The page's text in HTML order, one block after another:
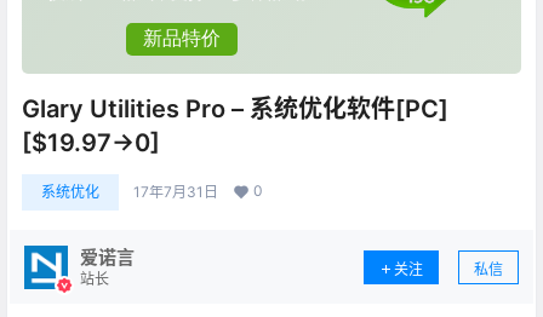
Glary Utilities Pro – 系统优化软件[PC]
[$19.97→0]
系统优化 17年7月31日 0
爱诺言
站长
关注 私信